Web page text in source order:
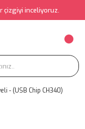
çizgiyi inceliyoruz.